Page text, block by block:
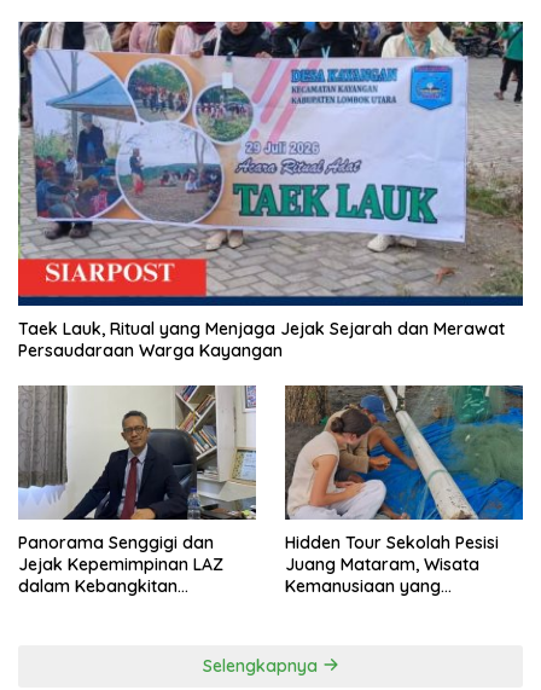
Taek Lauk, Ritual yang Menjaga Jejak Sejarah dan Merawat
Persaudaraan Warga Kayangan
Panorama Senggigi dan
Jejak Kepemimpinan LAZ
dalam Kebangkitan
Hidden Tour Sekolah Pesisi
Juang Mataram, Wisata
Kemanusiaan yang
Selengkapnya